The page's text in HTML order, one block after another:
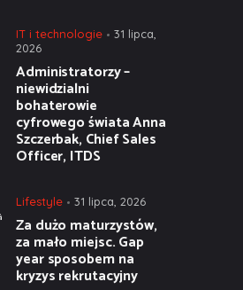
IT i technologie
31 lipca,
2026
Administratorzy –
niewidzialni
bohaterowie
cyfrowego świata Anna
Szczerbak, Chief Sales
Officer, ITDS
Lifestyle 31 lipca, 2026
Za dużo maturzystów,
za mało miejsc. Gap
year sposobem na
kryzys rekrutacyjny